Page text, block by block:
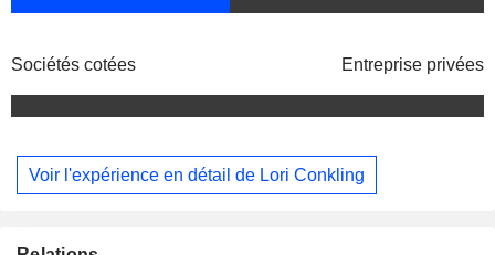
Sociétés cotées Entreprise privées
Voir l'expérience en détail de Lori Conkling